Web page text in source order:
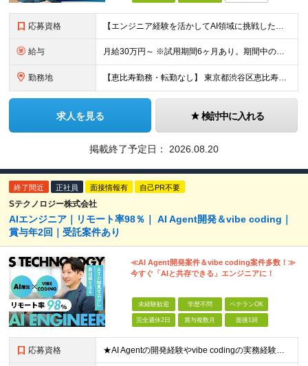
応募資格 【エンジニア経験を活かしてAI領域に挑戦したい方、大歓迎！】 ◆AI、IT、DX、プログラミング等を学んだ経験がある方 ◆学歴不問 ＼こんな方にぴったりです／ ◆自分のアイディアで業務を改善し、仲間
給与 月給30万円～ ※試用期間6ヶ月あり。期間中の給与・待遇の差異はありません ※月給には月45時間分の固定残業代（月7万8,000円～）を含みます ※超過分は別途支給します
勤務地 【恵比寿勤務・転勤なし】 東京都渋谷区恵比寿南1-1-9 岩徳ビル 9F (変更の範囲)上記を除く当社関連勤務地
求人を見る 検討中に入れる
掲載終了予定日： 2026.08.20
終了間近 正社員 面接情報有 自己PR不要
Sテクノロジー株式会社
AIエンジニア｜リモート率98％｜ AI Agent開発＆vibe coding｜
賞与年2回｜受託案件あり
≪AI Agent開発案件＆vibe coding案件多数！≫
今すぐ「AIと共存できる」エンジニアに！
未経験歓迎 学歴不問 ベテランOK
完全週休2日 賞与複数月 面接1回
応募資格 ★AI Agentの開発経験やvibe codingの実務経験は不問！ ■開発エンジニアとしての実務経験をお持ちの方 ■AI Agentの仕組みを理解している、またはClaude Code、Code